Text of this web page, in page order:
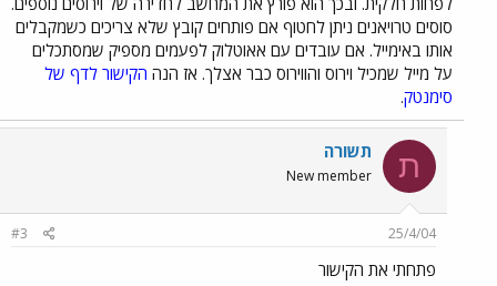
סוסים טרויאנים ניתן לחטוף אם פותחים קובץ שלא צריכים כשמקבלים
אותו באימייל. אם עובדים עם אאוטלוק לפעמים מספיק שמסתכלים
על מייל שמכיל וירוס והווירוס כבר אצלך. אז הנה הקישור לדף של
סימנטק.
ת תשורה
New member
25/4/04
#3
פתחתי את הקישור